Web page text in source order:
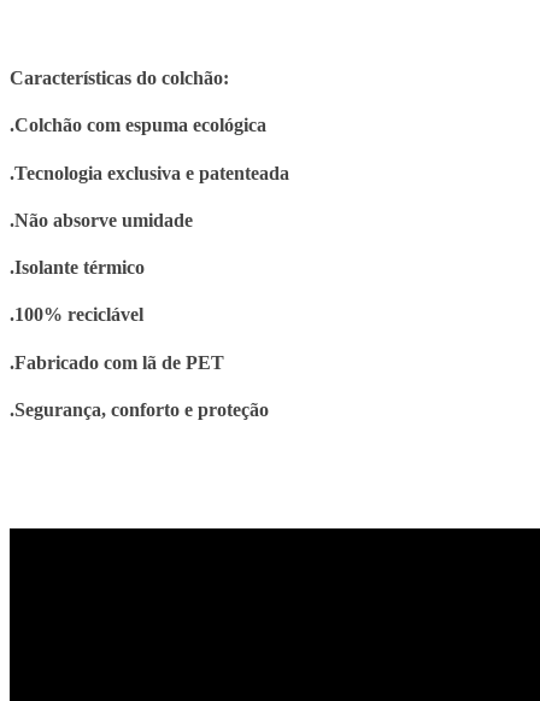
Características do colchão:
.Colchão com espuma ecológica
.Tecnologia exclusiva e patenteada
.Não absorve umidade
.Isolante térmico
.100% reciclável
.Fabricado com lã de PET
.Segurança, conforto e proteção